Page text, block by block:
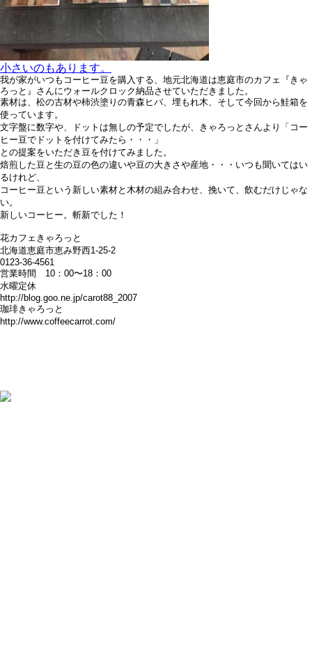
小さいのもあります。
我が家がいつもコーヒー豆を購入する、地元北海道は恵庭市のカフェ『きゃ
ろっと』さんにウォールクロック納品させていただきました。
素材は、松の古材や柿渋塗りの青森ヒバ、埋もれ木、そして今回から鮭箱を
使っています。
文字盤に数字や、ドットは無しの予定でしたが、きゃろっとさんより「コー
ヒー豆でドットを付けてみたら・・・」
との提案をいただき豆を付けてみました。
焙煎した豆と生の豆の色の違いや豆の大きさや産地・・・いつも聞いてはい
るけれど、
コーヒー豆という新しい素材と木材の組み合わせ、挽いて、飲むだけじゃな
い。
新しいコーヒー。斬新でした！
花カフェきゃろっと
北海道恵庭市恵み野西1-25-2
0123-36-4561
営業時間 10：00〜18：00
水曜定休
http://blog.goo.ne.jp/carot88_2007
珈琲きゃろっと
http://www.coffeecarrot.com/